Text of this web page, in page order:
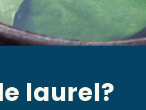
laurel?